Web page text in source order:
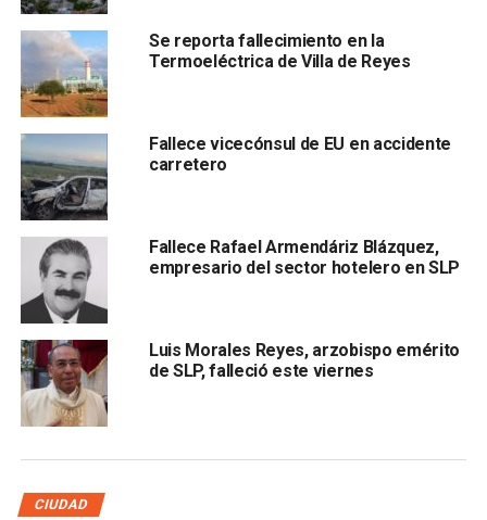
Tuvo diversos cargos en el gobierno tanto estatal como
federal,fue secretario de Programación y
Presupuesto del estado en el gobierno de Florencio
Salazar Martínez.
En 1991 fue elegido diputado federal por el VI Distrito
de San Luis Potosí a la LV Legislatura y en 1993 ocupó
la gubernatura del estado de 1993 a 1997.
Horacio Sánchez Unzueta estaba casado con la
señora Concepción Guadalupe Nava Calvillo
extinto líder civilista Salvador Nava Martínez.
Se reporta fallecimiento en la
Termoeléctrica de Villa de Reyes
Fallece vicecónsul de EU en accidente
carretero
Fallece Rafael Armendáriz Blázquez,
empresario del sector hotelero en SLP
Luis Morales Reyes, arzobispo emérito
de SLP, falleció este viernes
CIUDAD